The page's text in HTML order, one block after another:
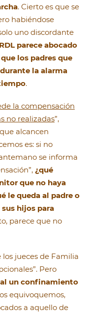
. Cierto es que se
habiéndose
uno discordante
parece abocado
los padres que
la alarma
.
la compensación
no realizadas”,
alcancen
es: si no
se informa
¿qué
que no haya
le queda al padre o
hijos para
parece que no
jueces de Familia
Pero
un confinamiento
equivoquemos,
a aquello de